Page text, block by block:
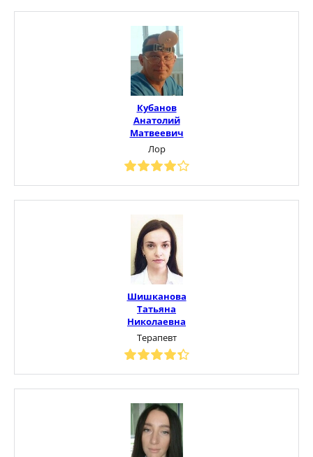
Кубанов
Анатолий
Матвеевич
Лор
Шишканова
Татьяна
Николаевна
Терапевт